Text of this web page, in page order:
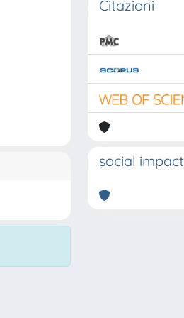
Citazioni
social impact